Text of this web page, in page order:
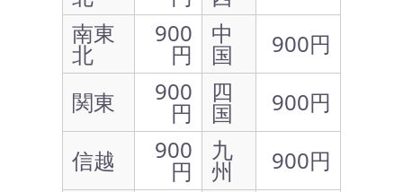
南東
北
900
円
中
国
900円
関東
900
円
四
国
900円
信越
900
円
九
州
900円